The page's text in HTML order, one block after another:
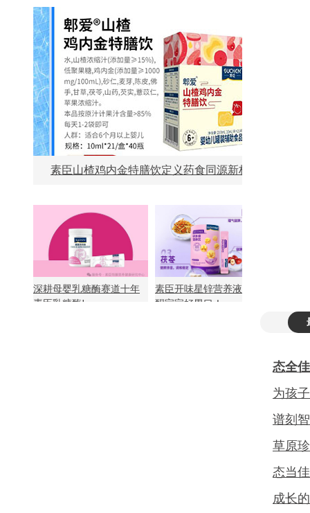
素臣山楂鸡内金特膳饮定义药食同源新标准！
深耕母婴乳糖酶赛道十年
素臣乳糖酶!
素臣开味星锌营养液：唤
醒宝宝好胃口！
态全
为孩
谱刻
草原
态当
成长